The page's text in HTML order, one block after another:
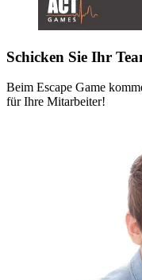
Schicken Sie Ihr
Beim Escape Game
für Ihre Mitarbeiter!